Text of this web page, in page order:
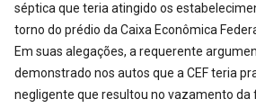
séptica que teria atingido os
torno do prédio da Caixa Econômica
Em suas alegações, a requerente
demonstrado nos autos que a CEF teria
negligente que resultou no vazamento da